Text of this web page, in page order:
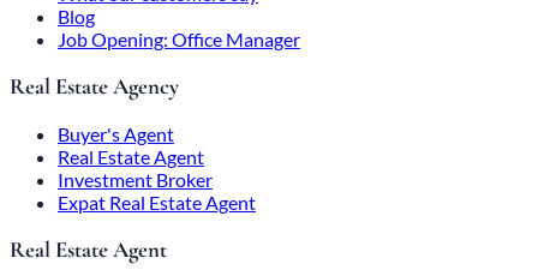
Blog
Job Opening: Office Manager
Real Estate Agency
Buyer's Agent
Real Estate Agent
Investment Broker
Expat Real Estate Agent
Real Estate Agent